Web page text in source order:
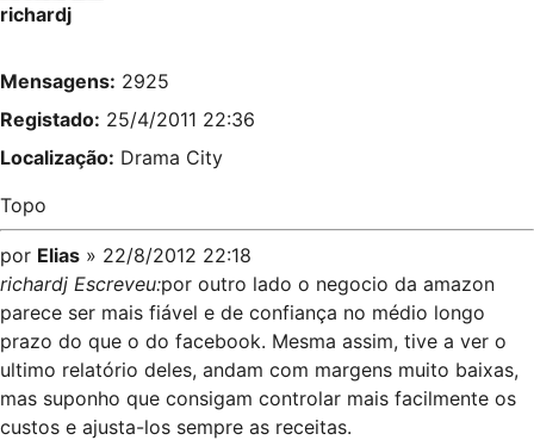
richardj
Mensagens: 2925
Registado: 25/4/2011 22:36
Localização: Drama City
Topo
por Elias » 22/8/2012 22:18
richardj Escreveu:por outro lado o negocio da amazon
parece ser mais fiável e de confiança no médio longo
prazo do que o do facebook. Mesma assim, tive a ver o
ultimo relatório deles, andam com margens muito baixas,
mas suponho que consigam controlar mais facilmente os
custos e ajusta-los sempre as receitas.